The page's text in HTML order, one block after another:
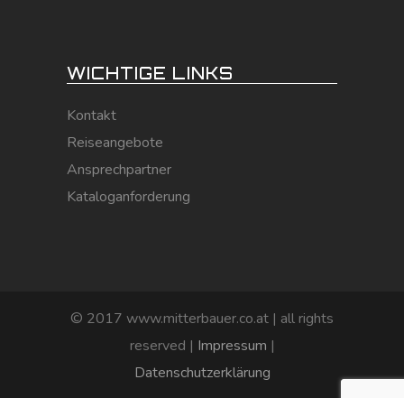
WICHTIGE LINKS
Kontakt
Reiseangebote
Ansprechpartner
Kataloganforderung
© 2017 www.mitterbauer.co.at | all rights
reserved | Impressum |
Datenschutzerklärung